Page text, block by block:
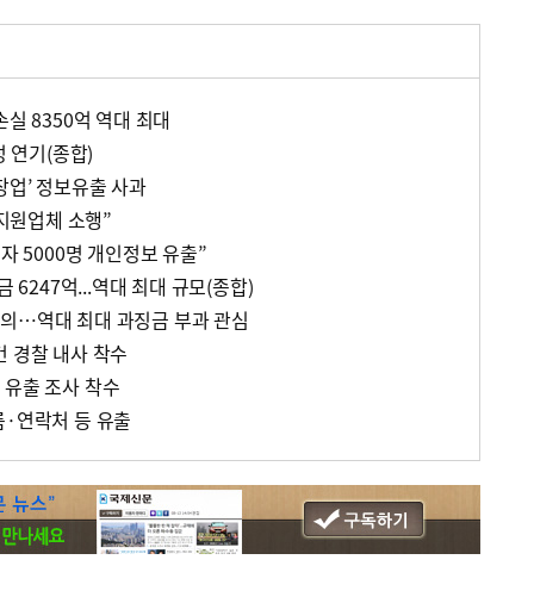
실 8350억 역대 최대
연기(종합)
업’ 정보유출 사과
원업체 소행”
5000명 개인정보 유출”
6247억...역대 최대 규모(종합)
…역대 최대 과징금 부과 관심
경찰 내사 착수
출 조사 착수
연락처 등 유출